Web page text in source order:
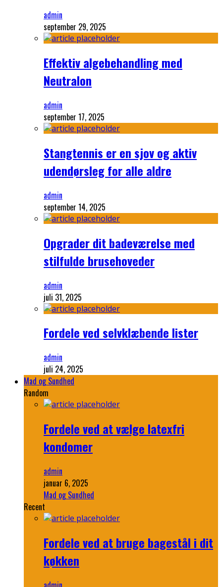
admin
september 29, 2025
Effektiv algebehandling med
Neutralon
admin
september 17, 2025
Stangtennis er en sjov og aktiv
udendørsleg for alle aldre
admin
september 14, 2025
Opgrader dit badeværelse med
stilfulde brusehoveder
admin
juli 31, 2025
Fordele ved selvklæbende lister
admin
juli 24, 2025
Mad og Sundhed
Random
Fordele ved at vælge latexfri
kondomer
admin
januar 6, 2025
Mad og Sundhed
Recent
Fordele ved at bruge bagestål i dit
køkken